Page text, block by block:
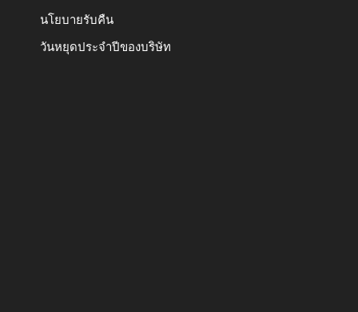
นโยบายรับคืน
วันหยุดประจำปีของบริษัท